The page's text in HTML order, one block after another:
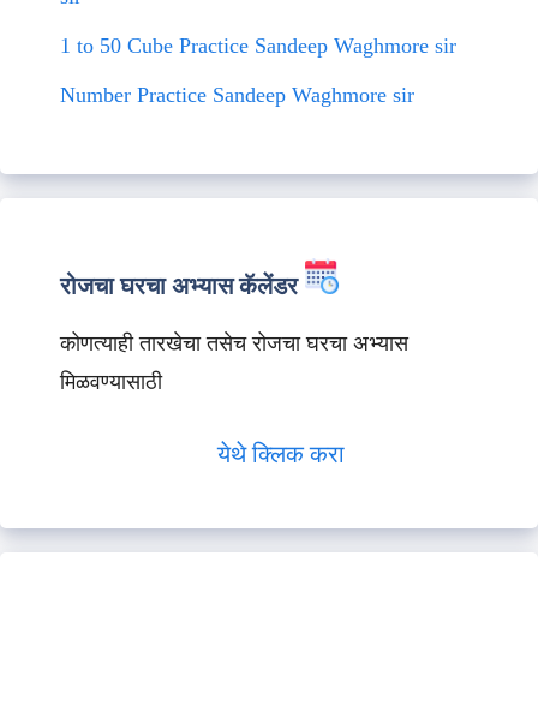
1 to 50 Cube Practice Sandeep Waghmore sir
Number Practice Sandeep Waghmore sir
रोजचा घरचा अभ्यास कॅलेंडर
कोणत्याही तारखेचा तसेच रोजचा घरचा अभ्यास
मिळवण्यासाठी
येथे क्लिक करा